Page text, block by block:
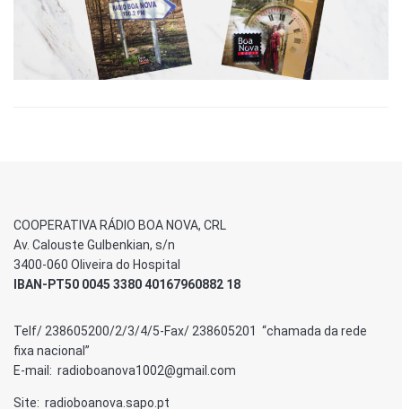
COOPERATIVA RÁDIO BOA NOVA, CRL
Av. Calouste Gulbenkian, s/n
3400-060 Oliveira do Hospital
IBAN-PT50 0045 3380 40167960882 18
Telf/ 238605200/2/3/4/5-Fax/ 238605201 “chamada da rede
fixa nacional”
E-mail: radioboanova1002@gmail.com
Site: radioboanova.sapo.pt